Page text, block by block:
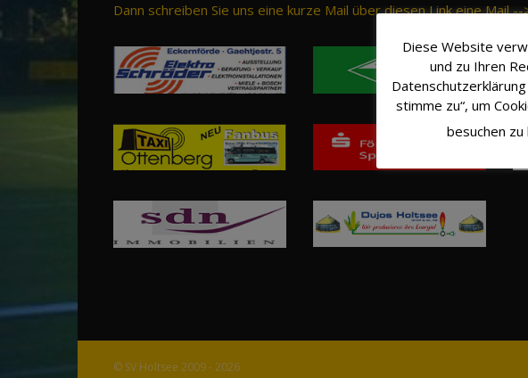
Dann schreiben Sie uns eine kurze Mail über diesen Link eine Mail
© SV Holtsee 2009 - 2026
Diese Website
und zu Ihren
stimme zu“, um
besuchen zu